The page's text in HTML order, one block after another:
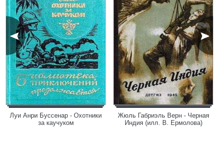
Луи Анри Буссенар - Охотники
за каучуком
Жюль Габриэль Верн - Черная
Индия (илл. В. Ермолова)